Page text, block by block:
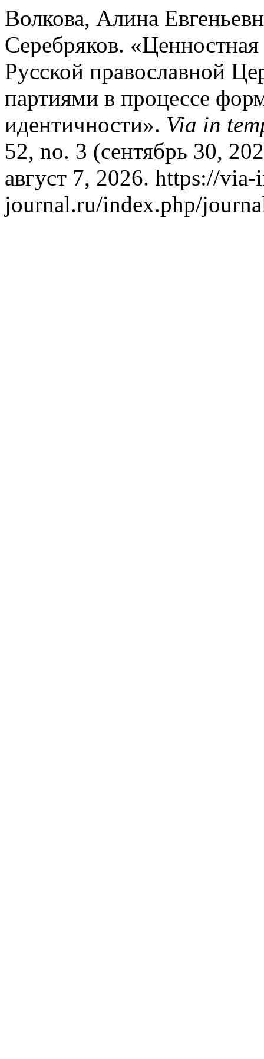
Волкова, Алина
Серебряков.
Русской православной
партиями в процессе
идентичности». Via in
52, no. 3 (сентябрь 30,
август 7, 2026. https://
journal.ru/index.php/